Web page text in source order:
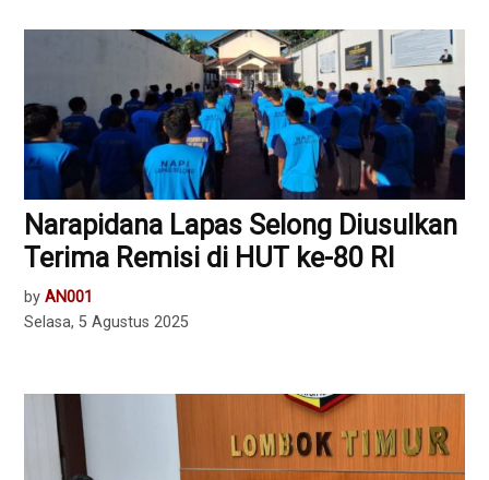
Narapidana Lapas Selong Diusulkan
Terima Remisi di HUT ke-80 RI
by AN001
Selasa, 5 Agustus 2025